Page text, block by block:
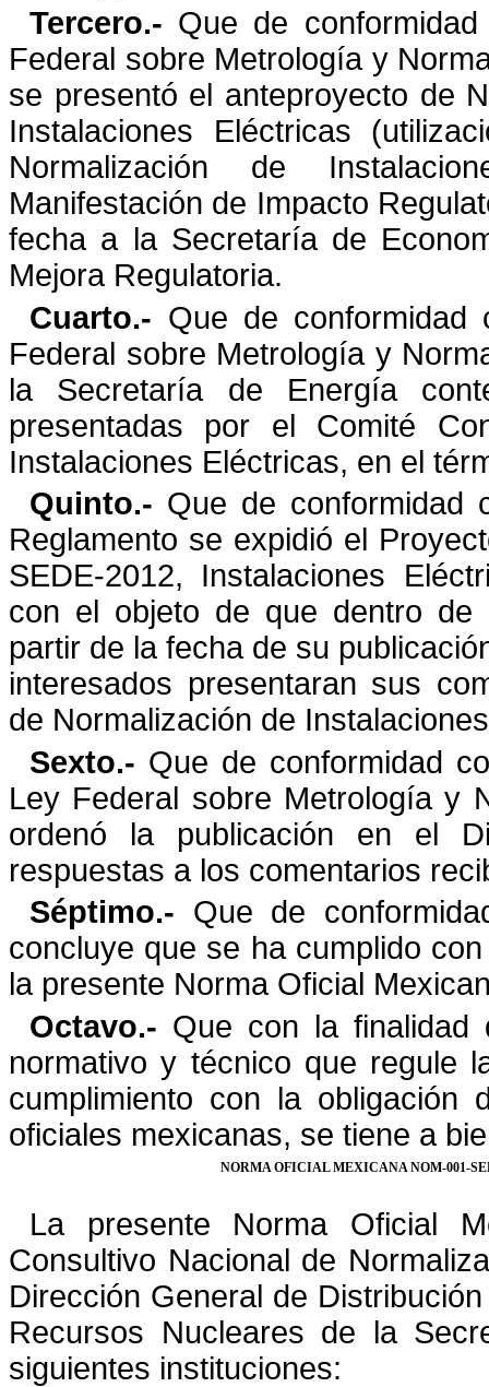
Tercero.- Que de
Federal sobre Metrología y
se presentó el anteproyecto de
Instalaciones Eléctricas
Normalización de
Manifestación de Impacto
fecha a la Secretaría de
Mejora Regulatoria.
Cuarto.- Que de
Federal sobre Metrología y
la Secretaría de Energía
presentadas por el Comité
Instalaciones Eléctricas, en el
Quinto.- Que de
Reglamento se expidió el
SEDE-2012, Instalaciones
con el objeto de que dentro de
partir de la fecha de su
interesados presentaran sus
de Normalización de
Sexto.- Que de conformidad
Ley Federal sobre Metrología y
ordenó la publicación en el
respuestas a los comentarios
Séptimo.- Que de
concluye que se ha cumplido
la presente Norma Oficial
Octavo.- Que con la finalidad
normativo y técnico que regule
cumplimiento con la
oficiales mexicanas, se tiene a
NORMA OFICIAL MEXICANA NOM-001-
La presente Norma Oficial
Consultivo Nacional de
Dirección General de
Recursos Nucleares de la
siguientes instituciones: